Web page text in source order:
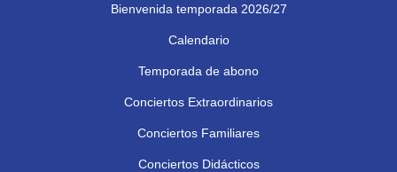
Bienvenida temporada 2026/27
Calendario
Temporada de abono
Conciertos Extraordinarios
Conciertos Familiares
Conciertos Didácticos